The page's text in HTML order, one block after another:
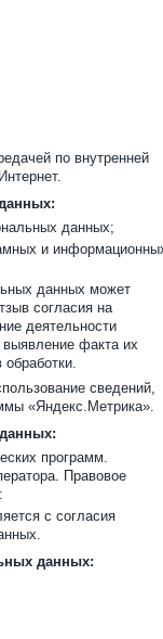
по внутренней
данных;
и
данных может
согласия на
деятельности
выявление факта их
обработки.
сведений,
«Яндекс.Метрика».
программ.
Правовое
с согласия
данных: